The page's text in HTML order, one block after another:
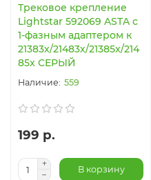
Трековое крепление
Lightstar 592069 ASTA с
1-фазным адаптером к
21383х/21483х/21385x/214
85x СЕРЫЙ
559
199 р.
В корзину